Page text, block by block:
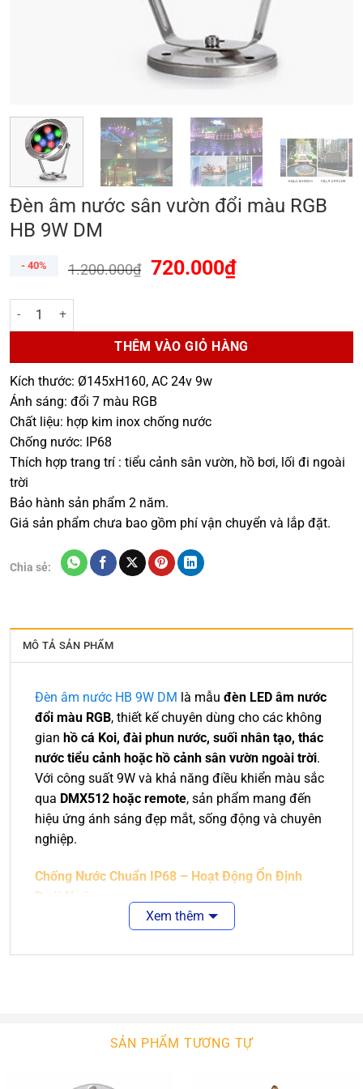
Đèn âm nước sân vườn đổi màu RGB
HB 9W DM
- 40% 1.200.000₫ 720.000₫
Đèn âm nước sân vườn đổi màu RGB HB 9W DM số lượng
THÊM VÀO GIỎ HÀNG
Kích thước: Ø145xH160, AC 24v 9w
Ánh sáng: đổi 7 màu RGB
Chất liệu: hợp kim inox chống nước
Chống nước: IP68
Thích hợp trang trí : tiểu cảnh sân vườn, hồ bơi, lối đi ngoài
trời
Bảo hành sản phẩm 2 năm.
Giá sản phẩm chưa bao gồm phí vận chuyển và lắp đặt.
Chia sẻ:
MÔ TẢ SẢN PHẨM
Đèn âm nước HB 9W DM là mẫu đèn LED âm nước
đổi màu RGB, thiết kế chuyên dùng cho các không
gian hồ cá Koi, đài phun nước, suối nhân tạo, thác
nước tiểu cảnh hoặc hồ cảnh sân vườn ngoài trời.
Với công suất 9W và khả năng điều khiển màu sắc
qua DMX512 hoặc remote, sản phẩm mang đến
hiệu ứng ánh sáng đẹp mắt, sống động và chuyên
nghiệp.
Chống Nước Chuẩn IP68 – Hoạt Động Ổn Định
Dưới Nước
Đèn âm nước được thiết kế để sử dụng lâu dài
Kính cường lực dày, chịu lực và tán sáng đều
Xem thêm
SẢN PHẨM TƯƠNG TỰ